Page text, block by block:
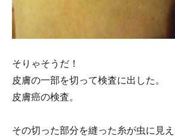
そりゃそうだ！
皮膚の一部を切って検査に出した。
皮膚癌の検査。
その切った部分を縫った糸が虫に見